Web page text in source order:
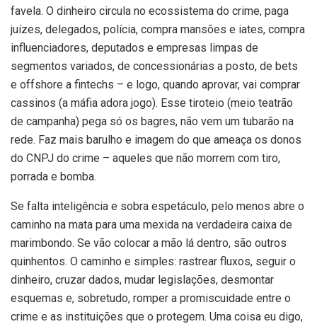
favela. O dinheiro circula no ecossistema do crime, paga
juízes, delegados, polícia, compra mansões e iates, compra
influenciadores, deputados e empresas limpas de
segmentos variados, de concessionárias a posto, de bets
e offshore a fintechs – e logo, quando aprovar, vai comprar
cassinos (a máfia adora jogo). Esse tiroteio (meio teatrão
de campanha) pega só os bagres, não vem um tubarão na
rede. Faz mais barulho e imagem do que ameaça os donos
do CNPJ do crime – aqueles que não morrem com tiro,
porrada e bomba.
Se falta inteligência e sobra espetáculo, pelo menos abre o
caminho na mata para uma mexida na verdadeira caixa de
marimbondo. Se vão colocar a mão lá dentro, são outros
quinhentos. O caminho e simples: rastrear fluxos, seguir o
dinheiro, cruzar dados, mudar legislações, desmontar
esquemas e, sobretudo, romper a promiscuidade entre o
crime e as instituições que o protegem. Uma coisa eu digo,